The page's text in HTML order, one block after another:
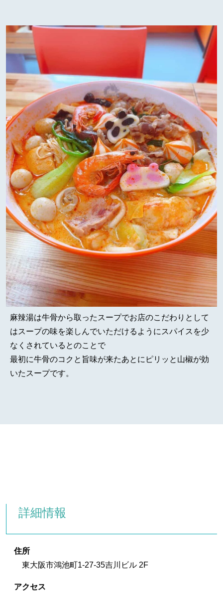
麻辣湯は牛骨から取ったスープでお店のこだわりとして
はスープの味を楽しんでいただけるようにスパイスを少
なくされているとのことで
最初に牛骨のコクと旨味が来たあとにピリッと山椒が効
いたスープです。
詳細情報
住所
東大阪市鴻池町1-27-35吉川ビル 2F
アクセス